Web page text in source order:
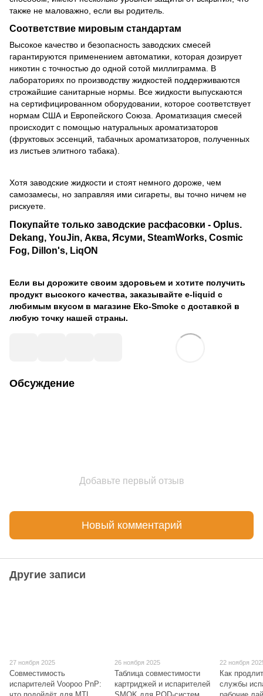
также не маловажно, если вы родитель.
Соответствие мировым стандартам
Высокое качество и безопасность заводских смесей
гарантируются применением автоматики, которая дозирует
никотин с точностью до одной сотой миллиграмма. В
лабораториях по производству жидкостей поддерживаются
строжайшие санитарные нормы. Все жидкости выпускаются
на сертифицированном оборудовании, которое соответствует
нормам США и Европейского Союза. Ароматизация смесей
происходит с помощью натуральных ароматизаторов
(фруктовых эссенций, табачных ароматизаторов, полученных
из листьев элитного табака).
Хотя заводские жидкости и стоят немного дороже, чем
самозамесы, но заправляя ими сигареты, вы точно ничем не
рискуете.
Покупайте только заводские расфасовки - Oplus.
Dekang, YouJin, Аква, Ясуми, SteamWorks, Cosmic
Fog, Dillon's, LiqON
Если вы дорожите своим здоровьем и хотите получить
продукт высокого качества, заказывайте e-liquid с
любимым вкусом в магазине Eko-Smoke с доставкой в
любую точку нашей страны.
Обсуждение
Добавьте первый отзыв
Новый комментарий
Другие записи
27 ноября 2025
Совместимость
испарителей Voopoo PnP:
26 ноября 2025
Таблица совместимости
картриджей и испарителей
22 ноября
Как
службы